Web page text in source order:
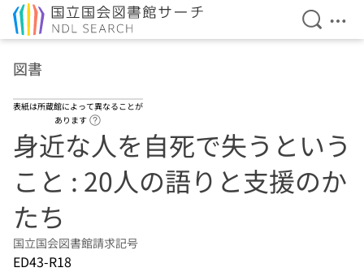
検索を
メ
図書
表紙は所蔵館によって異なることが
あります
身近な人を自死で失うという
こと : 20人の語りと支援のか
たち
国立国会図書館請求記号
ED43-R18